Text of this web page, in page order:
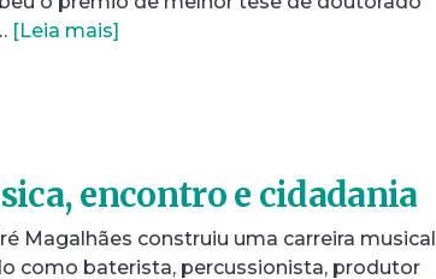
[Leia mais]
encontro e cidadania
Magalhães construiu uma carreira musical
como baterista, percussionista, produtor